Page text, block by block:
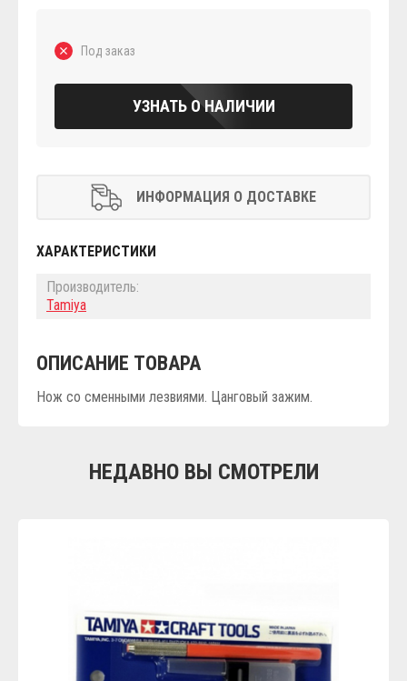
Под заказ
УЗНАТЬ О НАЛИЧИИ
ИНФОРМАЦИЯ О ДОСТАВКЕ
ХАРАКТЕРИСТИКИ
Производитель:
Tamiya
ОПИСАНИЕ ТОВАРА
Нож со сменными лезвиями. Цанговый зажим.
НЕДАВНО ВЫ СМОТРЕЛИ